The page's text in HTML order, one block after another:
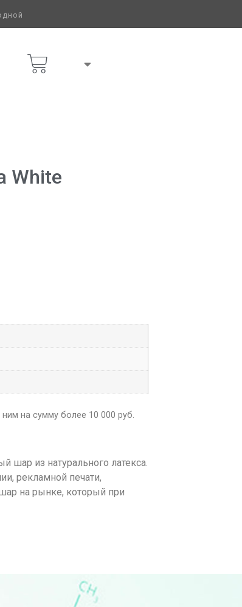
White
на сумму более 10 000 руб.
из натурального латекса.
рекламной печати,
на рынке, который при